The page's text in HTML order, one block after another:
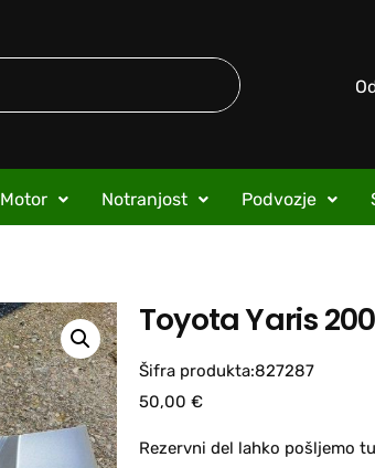
Motor Notranjost Podvozje
Toyota Yaris
Šifra produkta:827287
50,00 €
Rezervni del lahko pošljemo